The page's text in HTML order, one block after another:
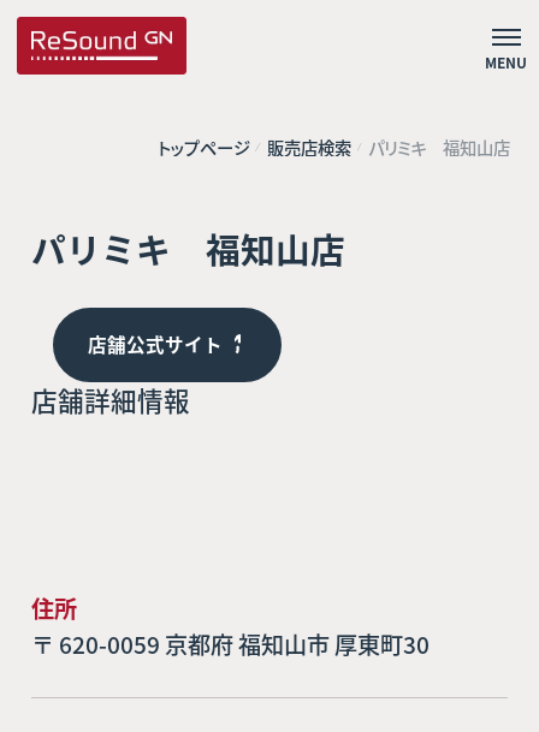
MENU
トップページ 販売店検索 パリミキ 福知山店
パリミキ 福知山店
店舗公式サイト
店舗詳細情報
住所
〒 620-0059 京都府 福知山市 厚東町30